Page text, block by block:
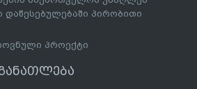
პირობითი
პროექტი